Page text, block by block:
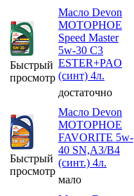
Быстрый
просмотр
Масло Devon
МОТОРНОЕ
Speed Master
5w-30 C3
ESTER+PAO
(синт) 4л.
достаточно
Быстрый
просмотр
Масло Devon
МОТОРНОЕ
FAVORITE 5w-
40 SN,A3/B4
(синт.) 4л.
мало